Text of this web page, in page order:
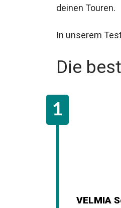
deinen Touren.
In unserem
Die
VELMIA